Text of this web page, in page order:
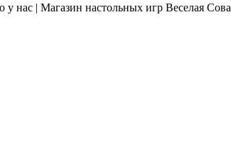
нас | Магазин настольных игр Веселая Сова